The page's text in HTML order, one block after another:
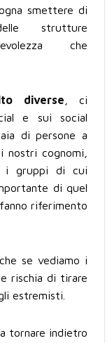
smettere di
strutture
che
diverse , ci
e sui social
di persone a
cognomi,
i gruppi di cui
di quel
riferimento
se vediamo i
rischia di tirare
estremisti.
tornare indietro